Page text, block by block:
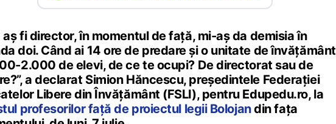
aș fi director, în momentul de față, mi-aș da demisia în
doi. Când ai 14 ore de predare și o unitate de învățământ
2.000 de elevi, de ce te ocupi? De directorat sau de
a declarat Simion Hăncescu, președintele Federației
Libere din Învățământ (FSLI), pentru Edupedu.ro, la
profesorilor față de proiectul legii Bolojandin fața